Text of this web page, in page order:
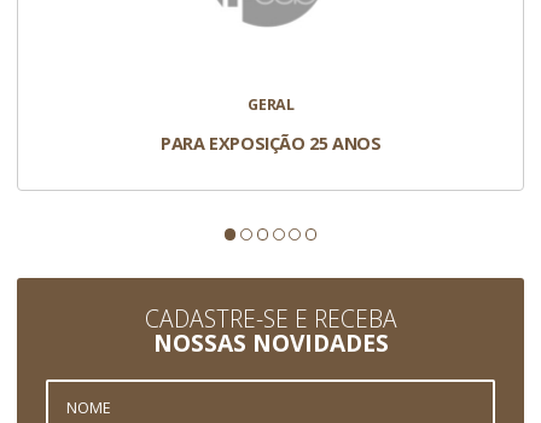
GERAL
PARA EXPOSIÇÃO 25 ANOS
CADASTRE-SE E RECEBA
NOSSAS NOVIDADES